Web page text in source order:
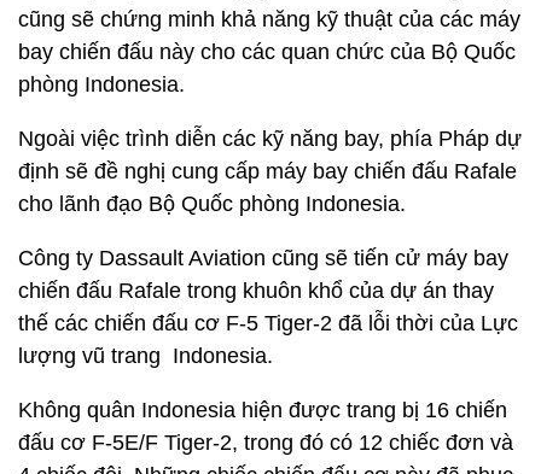
cũng sẽ chứng minh khả năng kỹ thuật của các máy
bay chiến đấu này cho các quan chức của Bộ Quốc
phòng Indonesia.
Ngoài việc trình diễn các kỹ năng bay, phía Pháp dự
định sẽ đề nghị cung cấp máy bay chiến đấu Rafale
cho lãnh đạo Bộ Quốc phòng Indonesia.
Công ty Dassault Aviation cũng sẽ tiến cử máy bay
chiến đấu Rafale trong khuôn khổ của dự án thay
thế các chiến đấu cơ F-5 Tiger-2 đã lỗi thời của Lực
lượng vũ trang Indonesia.
Không quân Indonesia hiện được trang bị 16 chiến
đấu cơ F-5E/F Tiger-2, trong đó có 12 chiếc đơn và